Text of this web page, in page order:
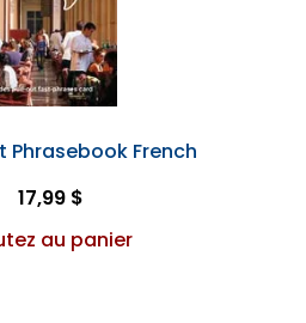
Phrasebook French
17,99 $
au panier